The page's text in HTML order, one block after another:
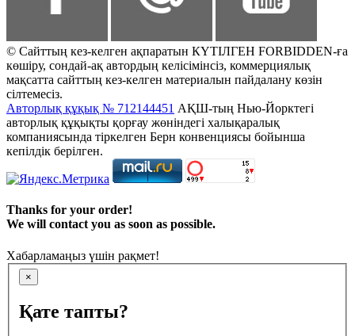
© Сайттың кез-келген ақпаратын КҮТІЛГЕН FORBIDDEN-ға
көшіру, сондай-ақ автордың келісімінсіз, коммерциялық
мақсатта сайттың кез-келген материалын пайдалану көзін
сілтемесіз.
Авторлық құқық № 712144451 АҚШ-тың Нью-Йорктегі
авторлық құқықты қорғау жөніндегі халықаралық
компаниясында тіркелген Берн конвенциясы бойынша
кепілдік берілген.
Thanks for your order!
We will contact you as soon as possible.
Хабарламаңыз үшін рақмет!
×
Қате тапты?